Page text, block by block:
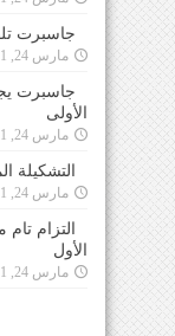
جاسبرت
مارس 24, 2021
جاسبرت
الأولى
مارس 24, 2021
التشكيلة
مارس 24, 2021
التزام
الأول
مارس 24, 2021